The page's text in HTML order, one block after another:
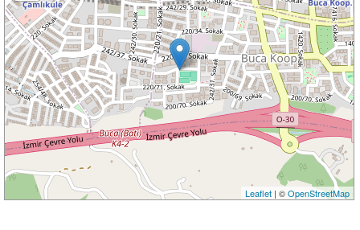
Leaflet| ©OpenStreetMap